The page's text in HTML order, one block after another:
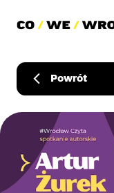
Powrót